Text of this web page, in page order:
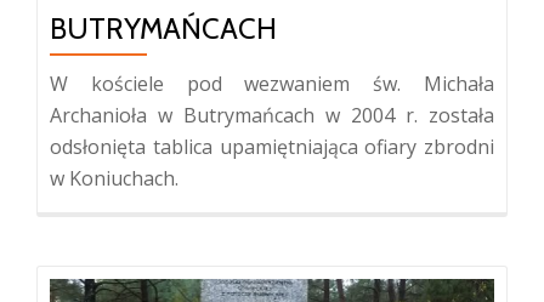
BUTRYMAŃCACH
W kościele pod wezwaniem św. Michała
Archanioła w Butrymańcach w 2004 r. została
odsłonięta tablica upamiętniająca ofiary zbrodni
w Koniuchach.